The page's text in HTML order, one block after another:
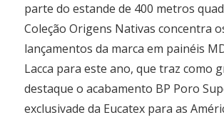
parte do estande de 400 metros
Coleção Origens Nativas concentra
lançamentos da marca em painéis
Lacca para este ano, que traz como
destaque o acabamento BP Poro
exclusivade da Eucatex para as